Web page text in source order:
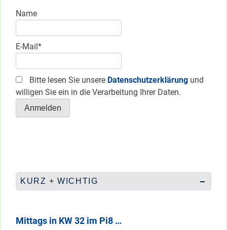
Name
E-Mail*
Bitte lesen Sie unsere Datenschutzerklärung und
willigen Sie ein in die Verarbeitung Ihrer Daten.
KURZ + WICHTIG
Mittags in KW 32 im Pi8 …